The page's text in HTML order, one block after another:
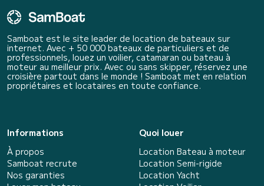
Samboat est le site leader de location de bateaux sur
internet. Avec + 50 000 bateaux de particuliers et de
professionnels, louez un voilier, catamaran ou bateau à
moteur au meilleur prix. Avec ou sans skipper, réservez une
croisière partout dans le monde ! Samboat met en relation
propriétaires et locataires en toute confiance.
Informations
À propos
Samboat recrute
Nos garanties
Quoi louer
Location Bateau à moteur
Location Semi-rigide
Location Yacht